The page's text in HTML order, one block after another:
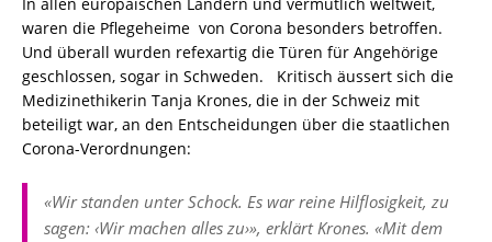
In allen europäischen Ländern und vermutlich weltweit,
waren die Pflegeheime von Corona besonders betroffen.
Und überall wurden refexartig die Türen für Angehörige
geschlossen, sogar in Schweden. Kritisch äussert sich die
Medizinethikerin Tanja Krones, die in der Schweiz mit
beteiligt war, an den Entscheidungen über die staatlichen
Corona-Verordnungen:
«Wir standen unter Schock. Es war reine Hilflosigkeit, zu
sagen: ‹Wir machen alles zu›», erklärt Krones. «Mit dem